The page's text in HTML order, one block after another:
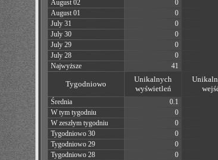
August 02
0
August 01
0
July 31
0
July 30
0
July 29
0
July 28
0
Najwyższe
41
Tygodniowo
Unikalnych
wyświetleń
Średnia 0.1
W tym tygodniu
0
W zeszłym tygodniu
0
Tygodniowo 30
0
Tygodniowo 29
0
Tygodniowo 28
0